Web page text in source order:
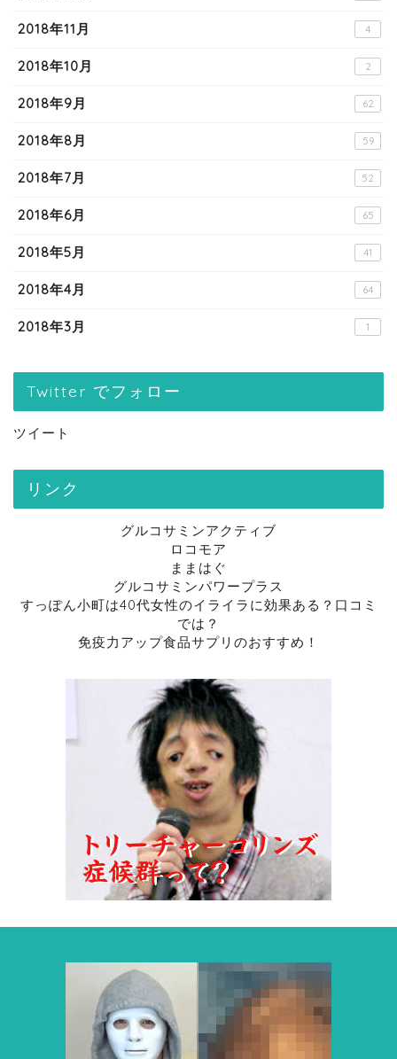
2018年11月 4
2018年10月 2
2018年9月 62
2018年8月 59
2018年7月 52
2018年6月 65
2018年5月 41
2018年4月 64
2018年3月 1
Twitter でフォロー
ツイート
リンク
グルコサミンアクティブ
ロコモア
ままはぐ
グルコサミンパワープラス
すっぽん小町は40代女性のイライラに効果ある？口コミ
では？
免疫力アップ食品サプリのおすすめ！